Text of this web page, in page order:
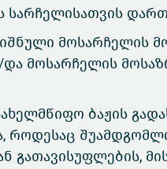
სარჩელისათვის
მოსარჩელის
და მოსარჩელის
ბაჟის
როდესაც
გათავისუფლების,